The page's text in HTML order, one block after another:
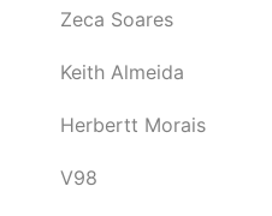
Zeca Soares
Keith Almeida
Herbertt Morais
V98